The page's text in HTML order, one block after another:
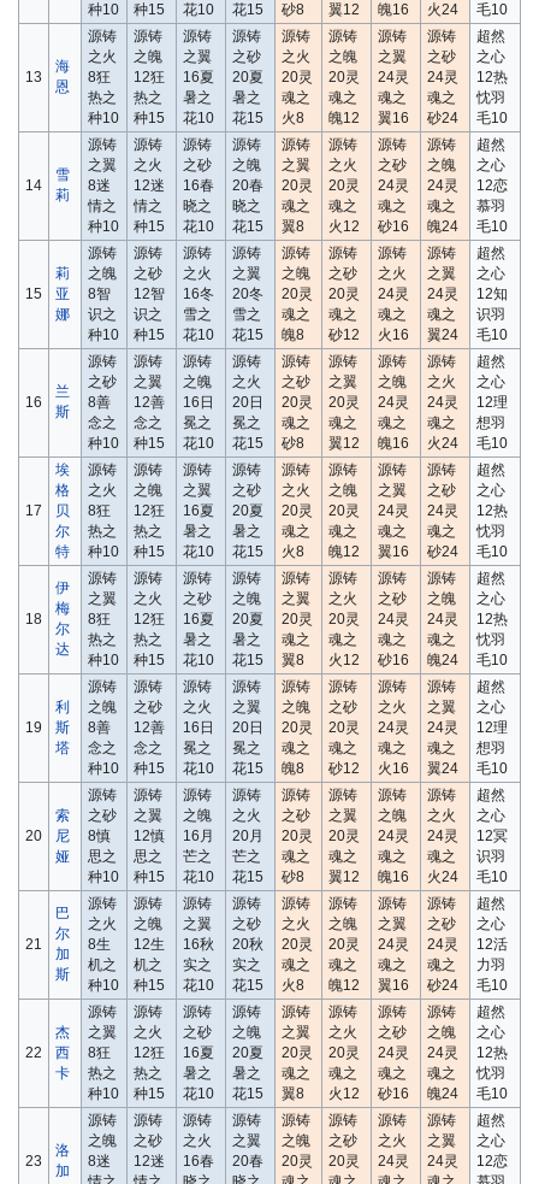
种10
种15
花10
花15
砂8
翼12
魄16
火24
毛10
13
海
恩
源铸
之火
8狂
热之
种10
源铸
之魄
12狂
热之
种15
源铸
之翼
16夏
暑之
花10
源铸
之砂
20夏
暑之
花15
源铸
之火
20灵
魂之
火8
源铸
之魄
20灵
魂之
魄12
源铸
之翼
24灵
魂之
翼16
源铸
之砂
24灵
魂之
砂24
超然
之心
12热
忱羽
毛10
14
雪
莉
源铸
之翼
8迷
情之
种10
源铸
之火
12迷
情之
种15
源铸
之砂
16春
晓之
花10
源铸
之魄
20春
晓之
花15
源铸
之翼
20灵
魂之
翼8
源铸
之火
20灵
魂之
火12
源铸
之砂
24灵
魂之
砂16
源铸
之魄
24灵
魂之
魄24
超然
之心
12恋
慕羽
毛10
15
莉
亚
娜
源铸
之魄
8智
识之
种10
源铸
之砂
12智
识之
种15
源铸
之火
16冬
雪之
花10
源铸
之翼
20冬
雪之
花15
源铸
之魄
20灵
魂之
魄8
源铸
之砂
20灵
魂之
砂12
源铸
之火
24灵
魂之
火16
源铸
之翼
24灵
魂之
翼24
超然
之心
12知
识羽
毛10
16
兰
斯
源铸
之砂
8善
念之
种10
源铸
之翼
12善
念之
种15
源铸
之魄
16日
冕之
花10
源铸
之火
20日
冕之
花15
源铸
之砂
20灵
魂之
砂8
源铸
之翼
20灵
魂之
翼12
源铸
之魄
24灵
魂之
魄16
源铸
之火
24灵
魂之
火24
超然
之心
12理
想羽
毛10
17
埃
格
贝
尔
特
源铸
之火
8狂
热之
种10
源铸
之魄
12狂
热之
种15
源铸
之翼
16夏
暑之
花10
源铸
之砂
20夏
暑之
花15
源铸
之火
20灵
魂之
火8
源铸
之魄
20灵
魂之
魄12
源铸
之翼
24灵
魂之
翼16
源铸
之砂
24灵
魂之
砂24
超然
之心
12热
忱羽
毛10
18
伊
梅
尔
达
源铸
之翼
8狂
热之
种10
源铸
之火
12狂
热之
种15
源铸
之砂
16夏
暑之
花10
源铸
之魄
20夏
暑之
花15
源铸
之翼
20灵
魂之
翼8
源铸
之火
20灵
魂之
火12
源铸
之砂
24灵
魂之
砂16
源铸
之魄
24灵
魂之
魄24
超然
之心
12热
忱羽
毛10
19
利
斯
塔
源铸
之魄
8善
念之
种10
源铸
之砂
12善
念之
种15
源铸
之火
16日
冕之
花10
源铸
之翼
20日
冕之
花15
源铸
之魄
20灵
魂之
魄8
源铸
之砂
20灵
魂之
砂12
源铸
之火
24灵
魂之
火16
源铸
之翼
24灵
魂之
翼24
超然
之心
12理
想羽
毛10
20
索
尼
娅
源铸
之砂
8慎
思之
种10
源铸
之翼
12慎
思之
种15
源铸
之魄
16月
芒之
花10
源铸
之火
20月
芒之
花15
源铸
之砂
20灵
魂之
砂8
源铸
之翼
20灵
魂之
翼12
源铸
之魄
24灵
魂之
魄16
源铸
之火
24灵
魂之
火24
超然
之心
12冥
识羽
毛10
21
巴
尔
加
斯
源铸
之火
8生
机之
种10
源铸
之魄
12生
机之
种15
源铸
之翼
16秋
实之
花10
源铸
之砂
20秋
实之
花15
源铸
之火
20灵
魂之
火8
源铸
之魄
20灵
魂之
魄12
源铸
之翼
24灵
魂之
翼16
源铸
之砂
24灵
魂之
砂24
超然
之心
12活
力羽
毛10
22
杰
西
卡
源铸
之翼
8狂
热之
种10
源铸
之火
12狂
热之
种15
源铸
之砂
16夏
暑之
花10
源铸
之魄
20夏
暑之
花15
源铸
之翼
20灵
魂之
翼8
源铸
之火
20灵
魂之
火12
源铸
之砂
24灵
魂之
砂16
源铸
之魄
24灵
魂之
魄24
超然
之心
12热
忱羽
毛10
23
洛
加
源铸
之魄
8迷
源铸
之砂
12迷
源铸
之火
16春
源铸
之翼
20春
源铸
之魄
20灵
源铸
之砂
20灵
源铸
之火
24灵
源铸
之翼
24灵
超然
之心
12恋